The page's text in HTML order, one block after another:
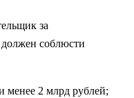
за
соблюсти
менее 2 млрд рублей;